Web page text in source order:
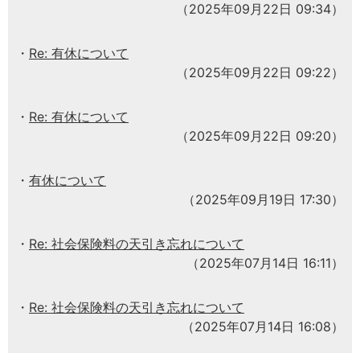
（2025年09月22日 09:34）
Re: 有休について
（2025年09月22日 09:22）
Re: 有休について
（2025年09月22日 09:20）
有休について
（2025年09月19日 17:30）
Re: 社会保険料の天引き忘れについて
（2025年07月14日 16:11）
Re: 社会保険料の天引き忘れについて
（2025年07月14日 16:08）